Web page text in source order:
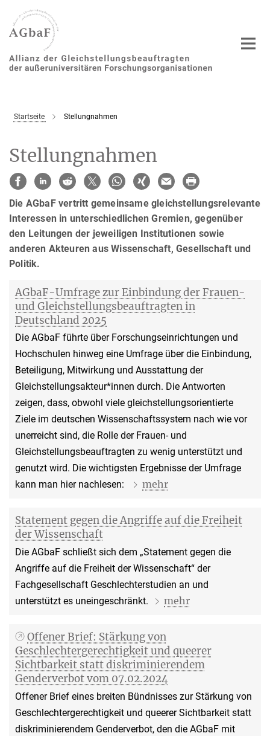
Hauptinhalt
Startseite Stellungnahmen
Stellungnahmen
Die AGbaF vertritt gemeinsame gleichstellungsrelevante
Interessen in unterschiedlichen Gremien, gegenüber
den Leitungen der jeweiligen Institutionen sowie
anderen Akteuren aus Wissenschaft, Gesellschaft und
Politik.
AGbaF-Umfrage zur Einbindung der Frauen-
und Gleichstellungsbeauftragten in
Deutschland 2025
Die AGbaF führte über Forschungseinrichtungen und
Hochschulen hinweg eine Umfrage über die Einbindung,
Beteiligung, Mitwirkung und Ausstattung der
Gleichstellungsakteur*innen durch. Die Antworten
zeigen, dass, obwohl viele gleichstellungsorientierte
Ziele im deutschen Wissenschaftssystem nach wie vor
unerreicht sind, die Rolle der Frauen- und
Gleichstellungsbeauftragten zu wenig unterstützt und
genutzt wird. Die wichtigsten Ergebnisse der Umfrage
kann man hier nachlesen:
mehr
Statement gegen die Angriffe auf die Freiheit
der Wissenschaft
Die AGbaF schließt sich dem „Statement gegen die
Angriffe auf die Freiheit der Wissenschaft“ der
Fachgesellschaft Geschlechterstudien an und
unterstützt es uneingeschränkt.
mehr
Offener Brief: Stärkung von
Geschlechtergerechtigkeit und queerer
Sichtbarkeit statt diskriminierendem
Genderverbot vom 07.02.2024
Offener Brief eines breiten Bündnisses zur Stärkung von
Geschlechtergerechtigkeit und queerer Sichtbarkeit statt
diskriminierendem Genderverbot, den die AGbaF mit